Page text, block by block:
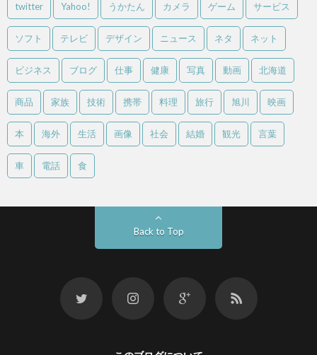
twitter Yahoo! うかたん カメラ ゲーム サービス
ソフト テレビ デザイン ニュース ネタ ネット
ビジネス ブログ 仕事 健康 写真 動画 北海道
商品 家族 技術 携帯 料理 旅行 旭川 映画
本 海外 生活 画像 社会 結婚 観光 言葉
車 電話 食
Back to Top